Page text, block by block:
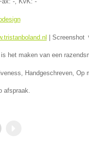
Screenshot
het maken van een
Handgeschreven, Op
afspraak.